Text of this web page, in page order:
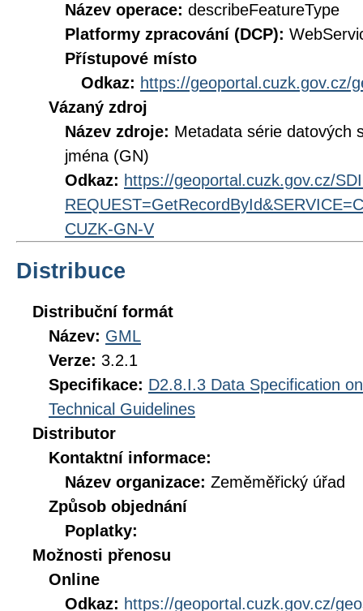
Název operace: describeFeatureType
Platformy zpracování (DCP):
Přístupové místo
Odkaz: https://geoportal.cuzk.gov.cz/
Vázaný zdroj
Název zdroje: Metadata série datových
jména (GN)
Odkaz: https://geoportal.cuzk.gov.cz/
CUZK-GN-V
Distribuce
Distribuční formát
Název: GML
Verze: 3.2.1
Specifikace: D2.8.I.3 Data Specification
Technical Guidelines
Distributor
Kontaktní informace:
Název organizace: Zeměměřický úřad
Způsob objednání
Poplatky:
Možnosti přenosu
Online
Odkaz: https://geoportal.cuzk.gov.cz/